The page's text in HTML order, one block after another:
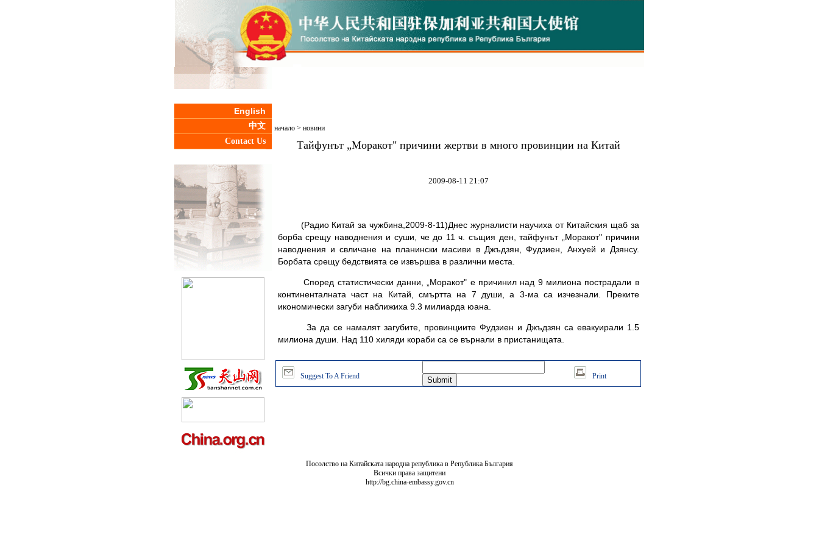
English
中文
Contact Us
начало> новини
Тайфунът „Моракот" причини жертви в много провинции на Китай
2009-08-11 21:07
(Радио Китай за чужбина,2009-8-11)Днес журналисти научиха от Китайския щаб за
борба срещу наводнения и суши, че до 11 ч. същия ден, тайфунът „Моракот" причини
наводнения и свличане на планински масиви в Джъдзян, Фудзиен, Анхуей и Дзянсу.
Борбата срещу бедствията се извършва в различни места.
Според статистически данни, „Моракот" е причинил над 9 милиона пострадали в
континенталната част на Китай, смъртта на 7 души, а 3-ма са изчезнали. Преките
икономически загуби наближиха 9.3 милиарда юана.
За да се намалят загубите, провинциите Фудзиен и Джъдзян са евакуирали 1.5
милиона души. Над 110 хиляди кораби са се върнали в пристанищата.
Suggest To A Friend Print
Посолство на Китайската народна република в Република България
Всички права защитени
http://bg.china-embassy.gov.cn